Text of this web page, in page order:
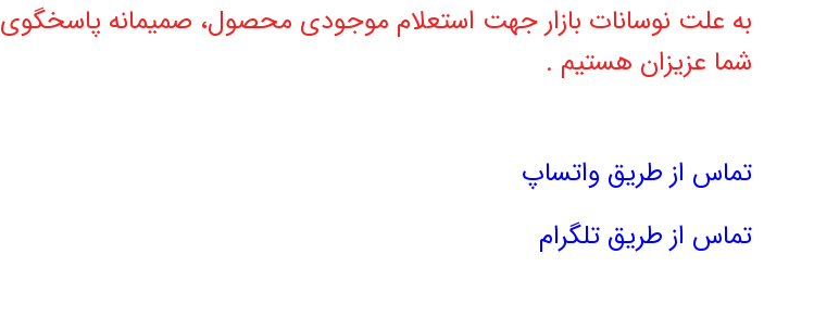
به علت نوسانات بازار جهت استعلام موجودی محصول، صمیمانه پاسخگوی
شما عزیزان هستیم .
تماس از طریق واتساپ
تماس از طریق تلگرام